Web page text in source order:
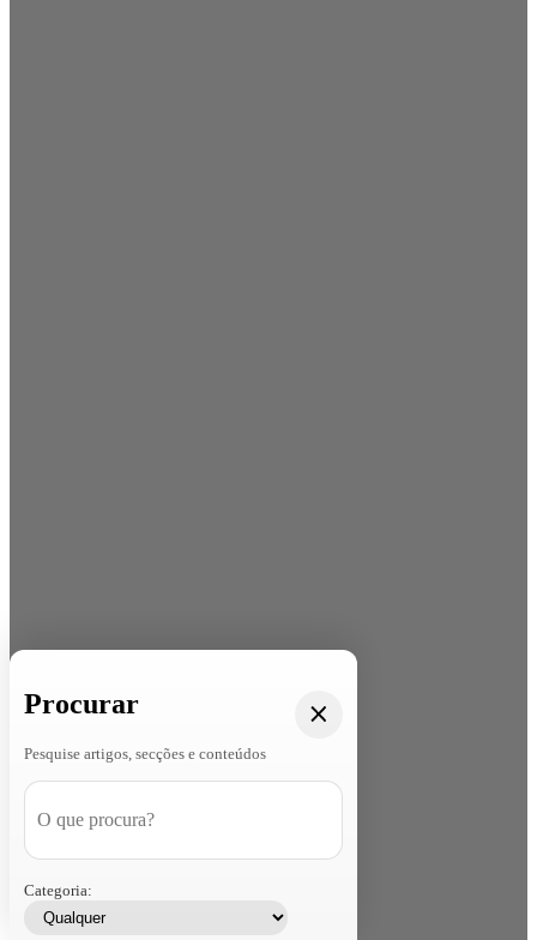
Procurar
Pesquise artigos, secções e conteúdos
Categoria: